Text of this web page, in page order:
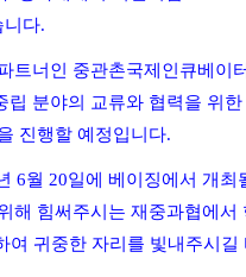
니다.
트너인 중관촌국제인큐베이
립 분야의 교류와 협력을 위
진행할 예정입니다.
6월 20일에 베이징에서 개최
해 힘써주시는 재중과협에서
여 귀중한 자리를 빛내주시길